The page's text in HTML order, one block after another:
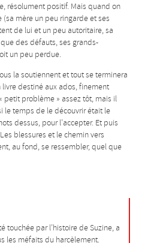
résolument positif. Mais quand on
(sa mère un peu ringarde et ses
de lui et un peu autoritaire, sa
des défauts, ses grands-
un peu perdue.
la soutiennent et tout se terminera
destiné aux ados, finement
petit problème » assez tôt, mais il
le temps de le découvrir était le
dessus, pour l’accepter. Et puis
blessures et le chemin vers
au fond, se ressembler, quel que
touchée par l’histoire de Suzine, a
les méfaits du harcèlement.